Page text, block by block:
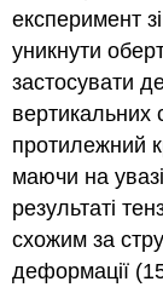
експеримент
уникнути
застосувати
вертикальних
протилежний
маючи на
результаті
схожим за
деформації